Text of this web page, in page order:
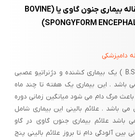
می‌شود، آلندرونات تا حد کمی توانایی فعال کردن
استئوبلاستها را نیز دارد(28و29). مشکلی که با آلندرونات وجود دارد جذب
ایجاد اختلالات گوارشی و عمر کم آن در داخل
زمینه پیشگیری یا درمان پدیده استئوپورز با
درمانی، انجام مطالعات و تحقیقات کاربردی در
بر روی ایمپلنتهای تیتانیومی متداول
به نظر می‌رسد.
اجرای ایمپلنت روش موفق و رو به توسعه در
شده است و طبیعتاً در کشور ما نیز با
تحقیق مقاله بیماری جنون گاوی یا (BOVINE
SPONGYFORM
دامپزشکی
بیماری جنون گاوی ( B.S.E ) یک بیماری کشنده و دژنراتیو عصبی
باشد . این بیماری یک هفته تا چند ماه
باعث مرگ دام می شود میانگین زمانی دوره
4 تا 5 سال می باشد . علائم بالینی این بیماری شامل
باشد علائم بیماری جنون گاوی در گاو
بین آلودگی دام تا بروز علائم بالینی پنج